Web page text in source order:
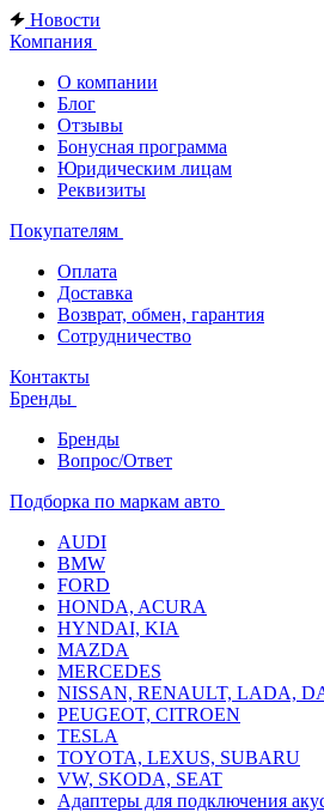
Новости
Компания
О компании
Блог
Отзывы
Бонусная программа
Юридическим лицам
Реквизиты
Покупателям
Оплата
Доставка
Возврат, обмен, гарантия
Сотрудничество
Контакты
Бренды
Бренды
Вопрос/Ответ
Подборка по маркам авто
AUDI
BMW
FORD
HONDA, ACURA
HYNDAI, KIA
MAZDA
MERCEDES
NISSAN, RENAULT, LADA,
PEUGEOT, CITROEN
TESLA
TOYOTA, LEXUS, SUBARU
VW, SKODA, SEAT
Адаптеры для подключения